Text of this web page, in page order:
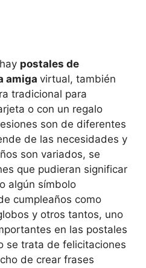
postales de
amiga virtual, también
tradicional para
o con un regalo
son de diferentes
de las necesidades y
son variados, se
que pudieran significar
algún símbolo
cumpleaños como
y otros tantos, uno
en las postales
se trata de felicitaciones
de crear frases